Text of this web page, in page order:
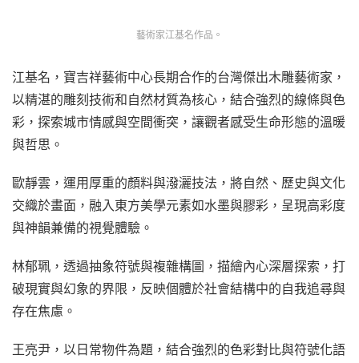
藝術家江基名作品。
江基名，寶吉祥藝術中心長期合作的台灣傑出木雕藝術家，
以精湛的雕刻技術和自然材質為核心，結合強烈的線條與色
彩，探索城市情感與空間衝突，讓觀者感受生命形態的溫暖
與哲思。
歐靜雲，運用厚重的顏料與潑灑技法，將自然、歷史與文化
交織於畫面，融入東方美學元素如水墨與膠彩，呈現高彩度
與神韻兼備的視覺體驗。
林郁珮，透過抽象符號與複雜構圖，描繪內心深層探索，打
破現實與幻象的界限，反映個體於社會結構中的自我追尋與
存在焦慮。
王亮尹，以日常物件為題，結合強烈的色彩對比與符號化語